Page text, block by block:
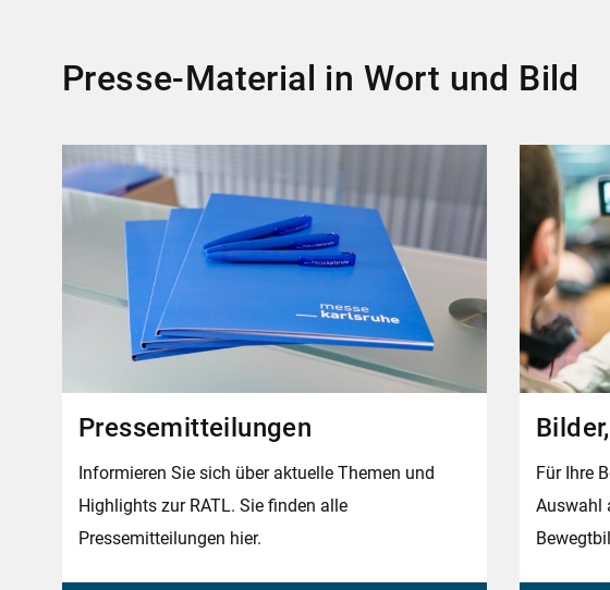
Presse-Material in Wort und Bild
Pressemitteilungen
Informieren Sie sich über aktuelle Themen und
Highlights zur RATL. Sie finden alle
Pressemitteilungen hier.
Für Ihre
Auswahl